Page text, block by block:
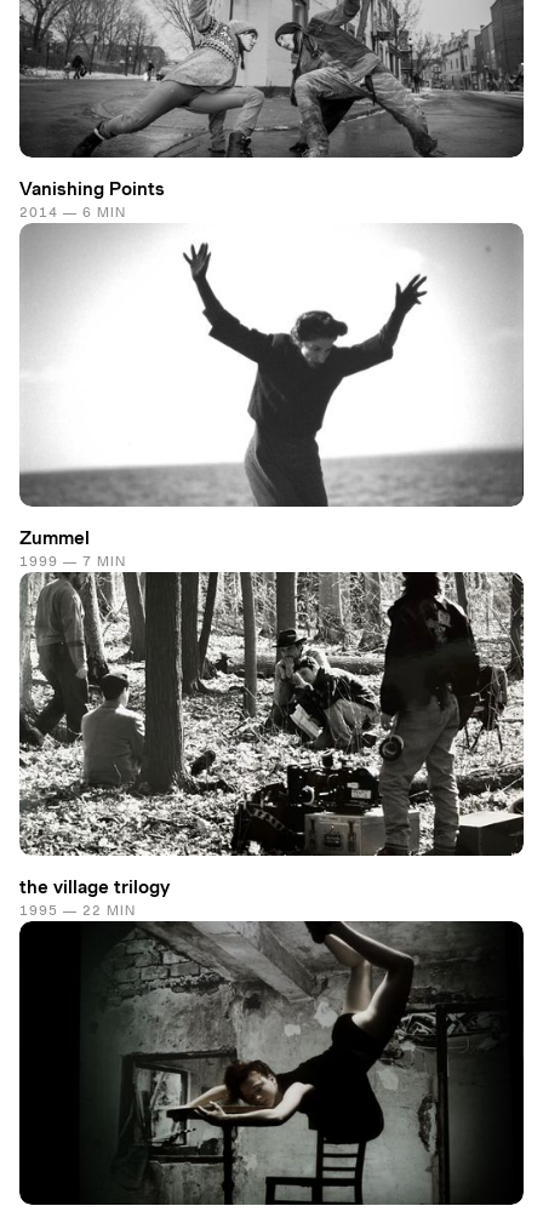
Vanishing Points
2014 — 6 MIN
Zummel
1999 — 7 MIN
the village trilogy
1995 — 22 MIN